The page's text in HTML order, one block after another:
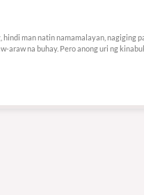
hindi man natin namamalayan, nagiging
araw na buhay. Pero anong uri ng